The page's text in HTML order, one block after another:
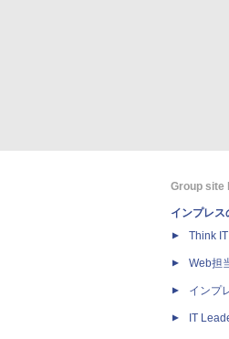
Group site
インプレ
Think IT
Web担
インプ
IT